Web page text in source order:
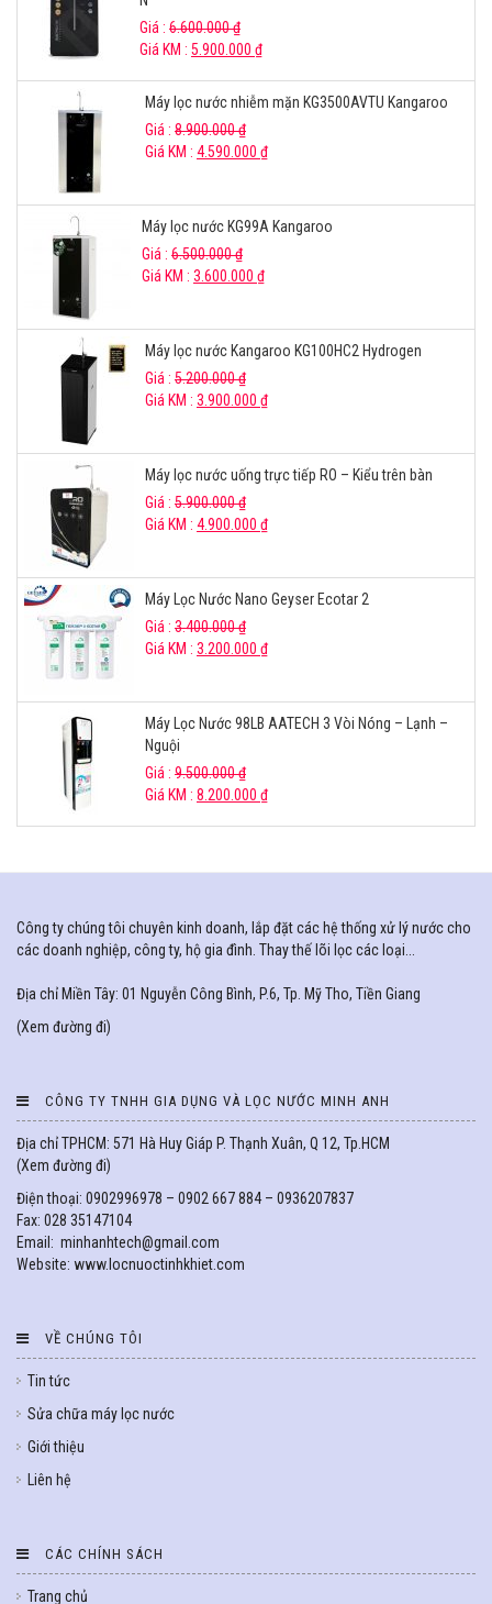
Giá : 6.600.000₫
Giá KM : 5.900.000 ₫
Máy lọc nước nhiễm mặn KG3500AVTU Kangaroo
Giá : 8.900.000₫
Giá KM : 4.590.000 ₫
Máy lọc nước KG99A Kangaroo
Giá : 6.500.000₫
Giá KM : 3.600.000 ₫
Máy lọc nước Kangaroo KG100HC2 Hydrogen
Giá : 5.200.000₫
Giá KM : 3.900.000 ₫
Máy lọc nước uống trực tiếp RO – Kiểu trên bàn
Giá : 5.900.000₫
Giá KM : 4.900.000 ₫
Máy Lọc Nước Nano Geyser Ecotar 2
Giá : 3.400.000₫
Giá KM : 3.200.000 ₫
Máy Lọc Nước 98LB AATECH 3 Vòi Nóng – Lạnh –
Nguội
Giá : 9.500.000₫
Giá KM : 8.200.000 ₫
Công ty chúng tôi chuyên kinh doanh, lắp đặt các hệ thống xử lý nước cho
các doanh nghiệp, công ty, hộ gia đình. Thay thế lõi lọc các loại...
Địa chỉ Miền Tây: 01 Nguyễn Công Bình, P.6, Tp. Mỹ Tho, Tiền Giang
(Xem đường đi)
CÔNG TY TNHH GIA DỤNG VÀ LỌC NƯỚC MINH ANH
Địa chỉ TPHCM: 571 Hà Huy Giáp P. Thạnh Xuân, Q 12, Tp.HCM
(Xem đường đi)
Điện thoại: 0902996978 – 0902 667 884 – 0936207837
Fax: 028 35147104
Email: minhanhtech@gmail.com
Website: www.locnuoctinhkhiet.com
VỀ CHÚNG TÔI
Tin tức
Sửa chữa máy lọc nước
Giới thiệu
Liên hệ
CÁC CHÍNH SÁCH
Trang chủ